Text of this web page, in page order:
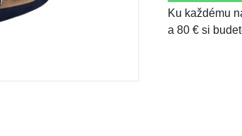
Ku každému
a 80 € si